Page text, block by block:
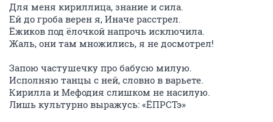
Для меня кириллица, знание и сила.
Ей до гроба верен я, Иначе расстрел.
Ёжиков под ёлочкой напрочь исключила.
Жаль, они там множились, я не досмотрел!
Запою частушечку про бабусю милую.
Исполняю танцы с ней, словно в варьете.
Кирилла и Мефодия слишком не насилую.
Лишь культурно выражусь: «ЁПРСТэ»